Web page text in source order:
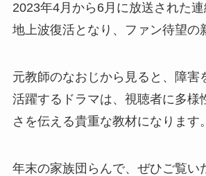
2023年4月から6月に放送された
地上波復活となり、ファン待望の
元教師のなおじから見ると、障害
活躍するドラマは、視聴者に多様
さを伝える貴重な教材になります。
年末の家族団らんで、ぜひご覧い